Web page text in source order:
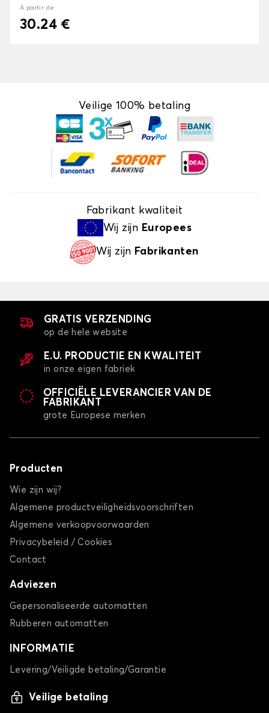
À partir de
30.24 €
Veilige 100% betaling
Fabrikant kwaliteit
Wij zijn Europees
Wij zijn Fabrikanten
GRATIS VERZENDING
op de hele website
E.U. PRODUCTIE EN KWALITEIT
in onze eigen fabriek
OFFICIËLE LEVERANCIER VAN DE
FABRIKANT
grote Europese merken
Producten
Wie zijn wij?
Algemene productveiligheidsvoorschriften
Algemene verkoopvoorwaarden
Privacybeleid / Cookies
Contact
Adviezen
Gepersonaliseerde automatten
Rubberen automatten
INFORMATIE
Levering/Veiligde betaling/Garantie
Veilige betaling